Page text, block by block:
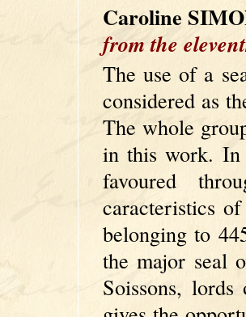
Caroline
from the
The use of a
considered as
The whole
in this work.
favoured
caracteristics
belonging to
the major seal
Soissons,